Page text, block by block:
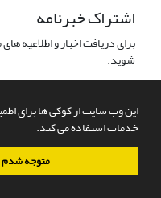
این وب سایت از کوکی ها برای
خدمات استفاده می کند.
متوجه شدم
اشتراک خبرنامه
برای دریافت اخبار و اطلاعیه
شوید.
سامانه مدیریت نشریات علمی.